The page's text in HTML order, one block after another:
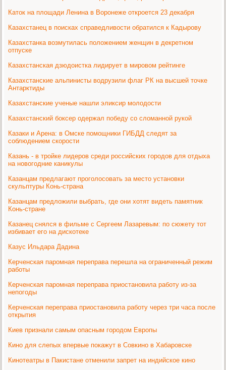
Каток на площади Ленина в Воронеже откроется 23 декабря
Казахстанец в поисках справедливости обратился к Кадырову
Казахстанка возмутилась положением женщин в декретном
отпуске
Казахстанская дзюдоистка лидирует в мировом рейтинге
Казахстанские альпинисты водрузили флаг РК на высшей точке
Антарктиды
Казахстанские ученые нашли эликсир молодости
Казахстанский боксер одержал победу со сломанной рукой
Казаки и Арена: в Омске помощники ГИБДД следят за
соблюдением скорости
Казань - в тройке лидеров среди российских городов для отдыха
на новогодние каникулы
Казанцам предлагают проголосовать за место установки
скульптуры Конь-страна
Казанцам предложили выбрать, где они хотят видеть памятник
Конь-стране
Казанец снялся в фильме с Сергеем Лазаревым: по сюжету тот
избивает его на дискотеке
Казус Ильдара Дадина
Керченская паромная переправа перешла на ограниченный режим
работы
Керченская паромная переправа приостановила работу из-за
непогоды
Керченская переправа приостановила работу через три часа после
открытия
Киев признали самым опасным городом Европы
Кино для слепых впервые покажут в Совкино в Хабаровске
Кинотеатры в Пакистане отменили запрет на индийское кино